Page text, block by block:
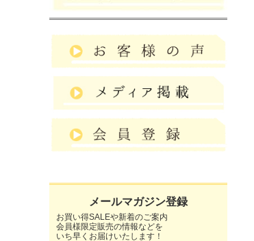
お買い得SALEや新着のご案内
会員様限定販売の情報などを
いち早くお届けいたします！